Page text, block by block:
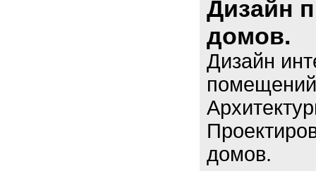
Дизайн
домов.
Дизайн
домов.